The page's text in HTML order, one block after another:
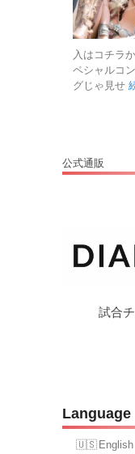
入はコチラ
ペシャルコ
グじゃ見せ
公式通販
試合
Language
English